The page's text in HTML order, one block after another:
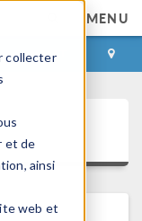
collecter
et de
ainsi
web et
MENU
CONTACT